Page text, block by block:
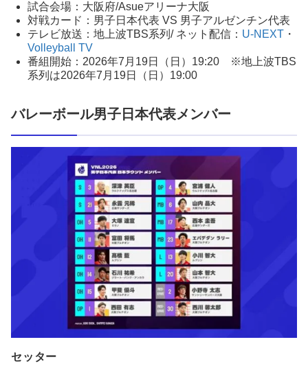
試合会場：大阪府/Asueアリーナ大阪
対戦カード：男子日本代表 VS 男子アルゼンチン代表
テレビ放送：地上波TBS系列/ ネット配信： U-NEXT ・
Volleyball TV
番組開始：2026年7月19日（日）19:20 ※地上波TBS
系列は2026年7月19日（日）19:00
バレーボール男子日本代表メンバー
セッター